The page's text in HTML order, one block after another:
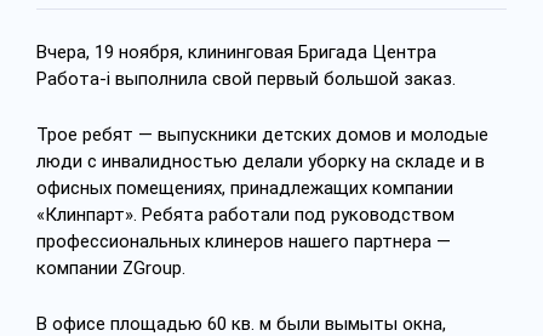
Вчера, 19 ноября, клининговая Бригада Центра
Работа-i выполнила свой первый большой заказ.
Трое ребят — выпускники детских домов и молодые
люди с инвалидностью делали уборку на складе и в
офисных помещениях, принадлежащих компании
«Клинпарт». Ребята работали под руководством
профессиональных клинеров нашего партнера —
компании ZGroup.
В офисе площадью 60 кв. м были вымыты окна,